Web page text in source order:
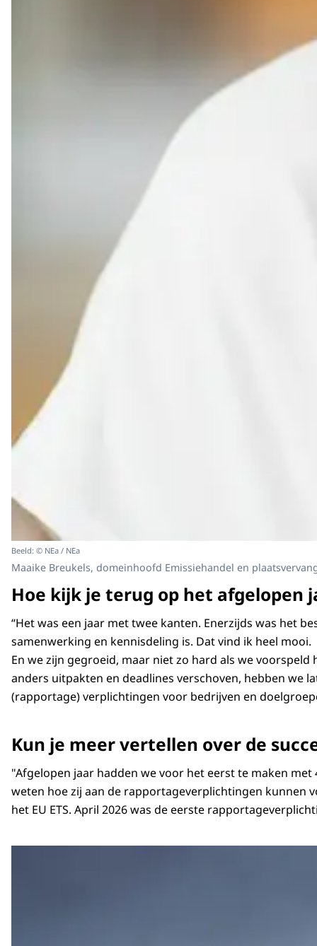
Beeld: © NEa / NEa
Maaike Breukels, domeinhoofd Emissiehandel en
Hoe kijk je terug op het afgelopen
“Het was een jaar met twee kanten. Enerzijds was het
samenwerking en kennisdeling is. Dat vind ik heel mooi.
En we zijn gegroeid, maar niet zo hard als we
anders uitpakten en deadlines verschoven, hebben we
(rapportage) verplichtingen voor bedrijven en
Kun je meer vertellen over de
"Afgelopen jaar hadden we voor het eerst te maken
weten hoe zij aan de rapportageverplichtingen kunnen
het EU ETS. April 2026 was de eerste